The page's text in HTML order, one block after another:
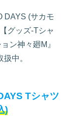
DAYS (サカモ
グッズ-Tシャ
ン神々廻M』
中。
Tシャツ
)